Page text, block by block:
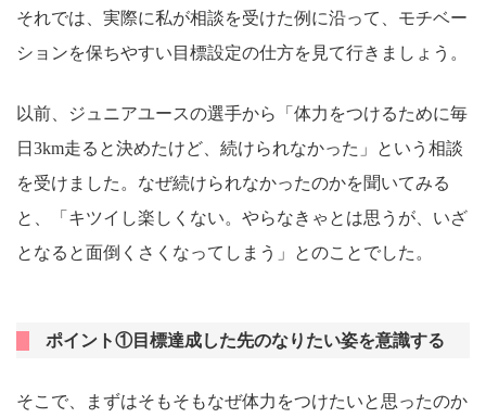
それでは、実際に私が相談を受けた例に沿って、モチベー
ションを保ちやすい目標設定の仕方を見て行きましょう。
以前、ジュニアユースの選手から「体力をつけるために毎
日3km走ると決めたけど、続けられなかった」という相談
を受けました。なぜ続けられなかったのかを聞いてみる
と、「キツイし楽しくない。やらなきゃとは思うが、いざ
となると面倒くさくなってしまう」とのことでした。
ポイント①目標達成した先のなりたい姿を意識する
そこで、まずはそもそもなぜ体力をつけたいと思ったのか